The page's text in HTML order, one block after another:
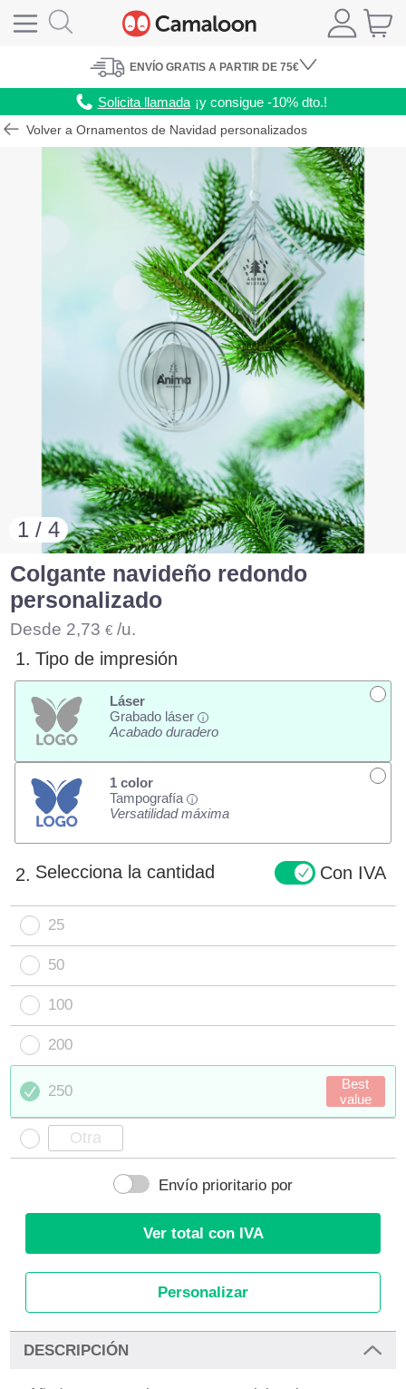
ENVÍO GRATIS A PARTIR DE 75€
Solicita llamada ¡y consigue -10% dto.!
Volver a Ornamentos de Navidad personalizados
1 / 4
Colgante navideño redondo
personalizado
Desde 2,73 € /u.
1. Tipo de impresión
Láser
Grabado láser
i
Acabado duradero
1 color
Tampografía
i
Versatilidad máxima
2. Selecciona la cantidad Con IVA
25
50
100
200
250
Best
value
Envío prioritario por
Ver total con IVA
Personalizar
DESCRIPCIÓN